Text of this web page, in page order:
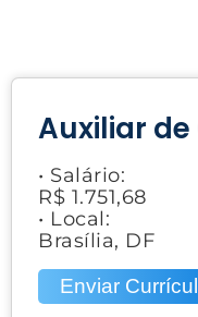
Auxiliar de
• Salário:
R$ 1.751,68
• Local:
Brasília, DF
Enviar